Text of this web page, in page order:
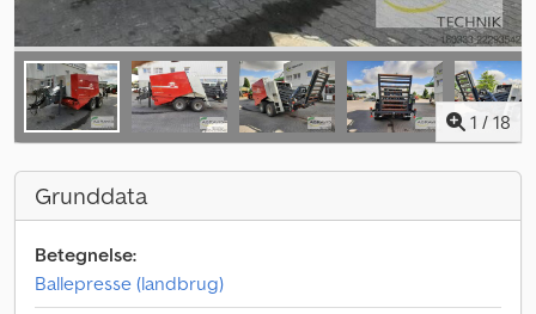
1 / 18
Grunddata
Betegnelse:
Ballepresse (landbrug)